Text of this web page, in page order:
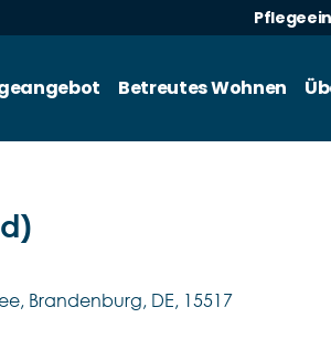
Betreutes Wohnen
Brandenburg, DE, 15517